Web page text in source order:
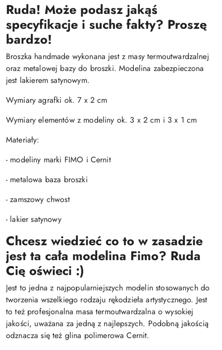
Ruda! Może podasz jakąś
specyfikacje i suche fakty? Proszę
bardzo!
Broszka handmade wykonana jest z masy termoutwardzalnej
oraz metalowej bazy do broszki. Modelina zabezpieczona
jest lakierem satynowym.
Wymiary agrafki ok. 7 x 2 cm
Wymiary elementów z modeliny ok. 3 x 2 cm i 3 x 1 cm
Materiały:
- modeliny marki FIMO i Cernit
- metalowa baza broszki
- zamszowy chwost
- lakier satynowy
Chcesz wiedzieć co to w zasadzie
jest ta cała modelina Fimo? Ruda
Cię oświeci :)
Jest to jedna z najpopularniejszych modelin stosowanych do
tworzenia wszelkiego rodzaju rękodzieła artystycznego. Jest
to też profesjonalna masa termoutwardzalna o wysokiej
jakości, uważana za jedną z najlepszych. Podobną jakością
odznacza się też glina polimerowa Cernit.